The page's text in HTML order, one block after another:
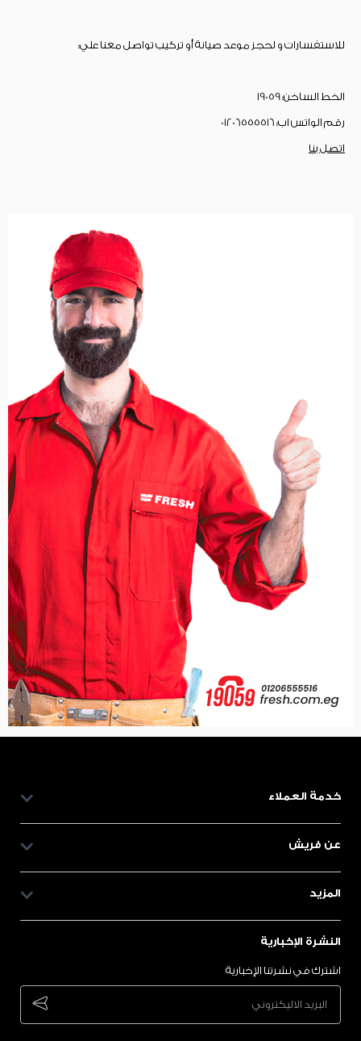
للاستفسارات و لحجز موعد صيانة أو تركيب تواصل معنا علي:
الخط الساخن: 19059
رقم الواتس اب: 01206555516
اتصل بنا
خدمة العملاء
عن فريش
المزيد
النشرة الإخبارية
اشترك في نشرتنا الإخبارية